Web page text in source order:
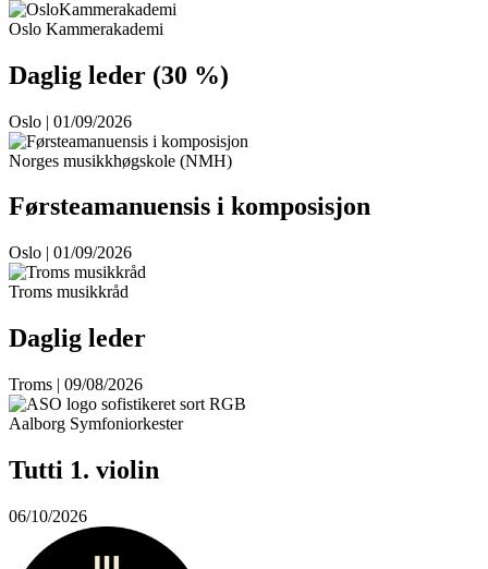
Oslo Kammerakademi
Daglig leder (30 %)
Oslo | 01/09/2026
Norges musikkhøgskole (NMH)
Førsteamanuensis i komposisjon
Oslo | 01/09/2026
Troms musikkråd
Daglig leder
Troms | 09/08/2026
Aalborg Symfoniorkester
Tutti 1. violin
06/10/2026